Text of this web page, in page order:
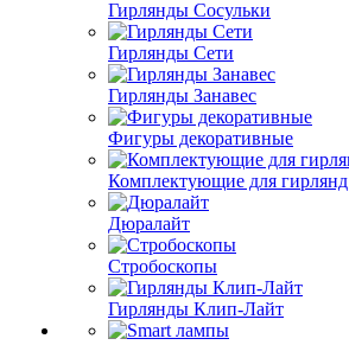
Гирлянды Сосульки
Гирлянды Сети
Гирлянды Занавес
Фигуры декоративные
Комплектующие для гирлянд
Дюралайт
Стробоскопы
Гирлянды Клип-Лайт